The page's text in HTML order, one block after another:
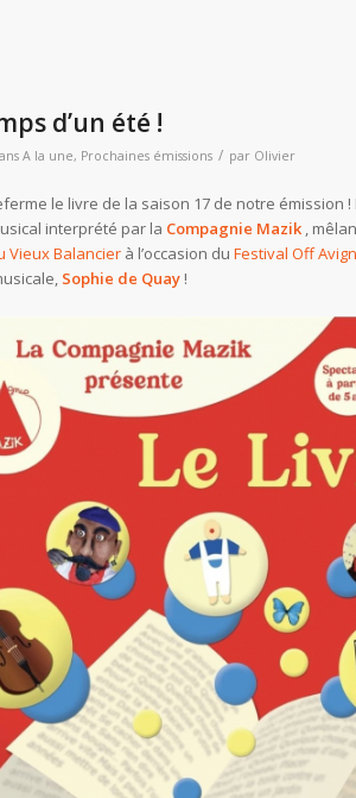
d’un été !
A la une, Prochaines émissions / par Olivier
le livre de la saison 17 de notre émission
interprété par la Compagnie Mazik ,
Vieux Balancier à l’occasion du Festival Off
Sophie de Quay !